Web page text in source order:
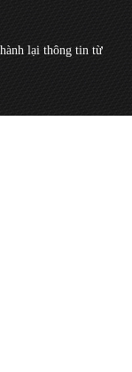
lại thông tin từ